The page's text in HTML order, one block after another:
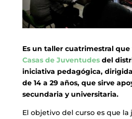
Es un taller cuatrimestral
Casas de Juventudesdel
iniciativa pedagógica,
de 14 a 29 años, que sirve
secundaria y universitaria.
El objetivo del curso es que